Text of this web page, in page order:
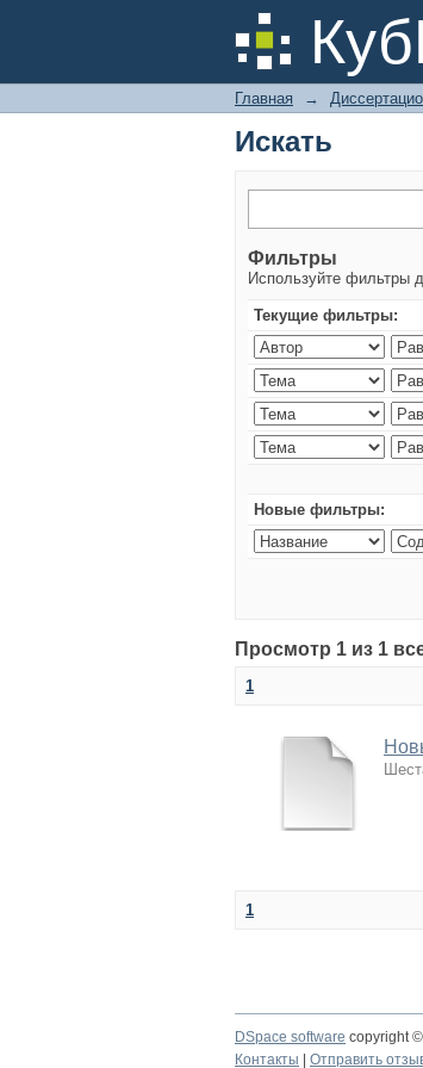
Искать
Главная →
Искать
Фильтры
Используйте фильтры
Текущие фильтры:
Новые фильтры:
Просмотр 1 из 1
1
1
DSpace software copyright
Контакты
Отправить